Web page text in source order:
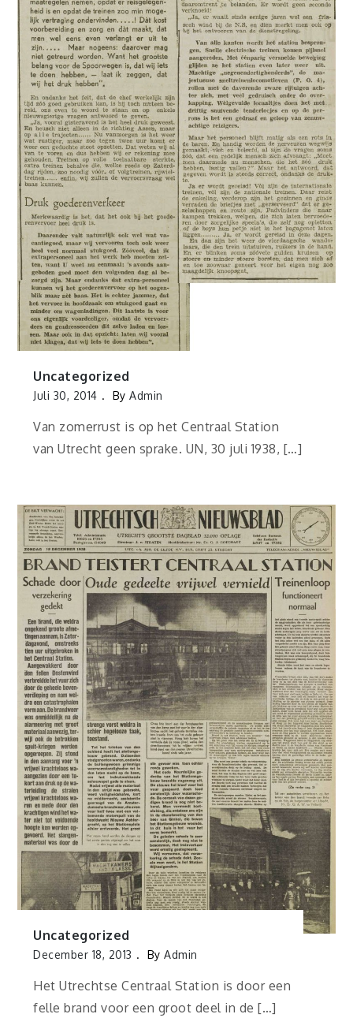
Uncategorized
Juli 30, 2014 ByAdmin
Van zomerrust is op het Centraal Station
van Utrecht geen sprake. UN, 30 juli 1938, […]
Uncategorized
December 18, 2013 ByAdmin
Het Utrechtse Centraal Station is door een
felle brand voor een groot deel in de […]